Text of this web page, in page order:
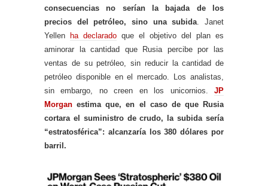
consecuencias no serían la bajada de los
precios del petróleo, sino una subida. Janet
Yellen
ha declarado que el objetivo del plan es
aminorar la cantidad que Rusia percibe por las
ventas de su petróleo, sin reducir la cantidad de
petróleo disponible en el mercado. Los analistas,
sin embargo, no creen en los unicornios. JP
Morgan estima que, en el caso de que Rusia
cortara el suministro de crudo, la subida sería
“estratosférica”: alcanzaría los 380 dólares por
barril.